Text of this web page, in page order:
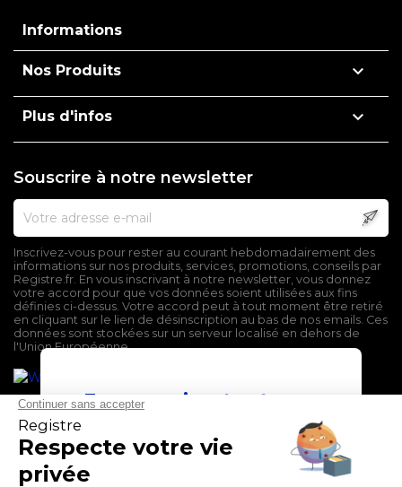
Informations
Nos Produits 
Plus d'infos 
Souscrire à notre newsletter
Inscrivez-vous pour rester au courant hebdomadairement des
informations sur nos produits, services, promotions, conseils par
Registre.fr. En vous inscrivant à notre newsletter, vous donnez
votre accord pour que vos données soient utilisées aux fins
définies ci-dessus. Votre accord peut à tout moment être retiré
en cliquant sur le lien de désinscription au bas de nos emails. Ces
données sont stockées sur un serveur localisé en dehors de
l'Union Européenne.
En poursuivant votre
navigation sur ce site,
vous devez accepter
l’utilisation et l'écriture
de Cookies.